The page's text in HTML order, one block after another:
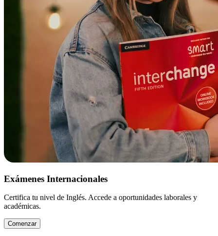
Exámenes Internacionales
Certifica tu nivel de Inglés. Accede a oportunidades laborales y
académicas.
Comenzar